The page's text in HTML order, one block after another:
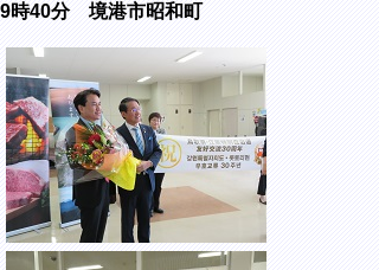
9時40分 境港市昭和町